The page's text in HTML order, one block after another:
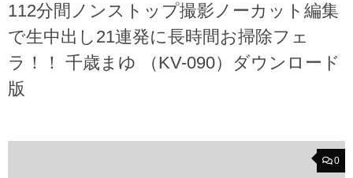
112分間ノンストップ撮影ノーカット編集
で生中出し21連発に長時間お掃除フェ
ラ！！ 千歳まゆ （KV-090）ダウンロード
版
0